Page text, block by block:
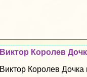
Виктор Королев
Виктор Королев Дочка